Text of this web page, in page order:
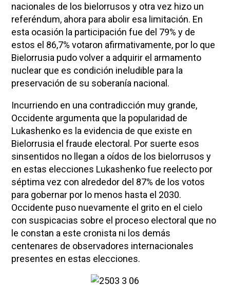
nacionales de los bielorrusos y otra vez hizo un
referéndum, ahora para abolir esa limitación. En
esta ocasión la participación fue del 79% y de
estos el 86,7% votaron afirmativamente, por lo que
Bielorrusia pudo volver a adquirir el armamento
nuclear que es condición ineludible para la
preservación de su soberanía nacional.
Incurriendo en una contradicción muy grande,
Occidente argumenta que la popularidad de
Lukashenko es la evidencia de que existe en
Bielorrusia el fraude electoral. Por suerte esos
sinsentidos no llegan a oídos de los bielorrusos y
en estas elecciones Lukashenko fue reelecto por
séptima vez con alrededor del 87% de los votos
para gobernar por lo menos hasta el 2030.
Occidente puso nuevamente el grito en el cielo
con suspicacias sobre el proceso electoral que no
le constan a este cronista ni los demás
centenares de observadores internacionales
presentes en estas elecciones.